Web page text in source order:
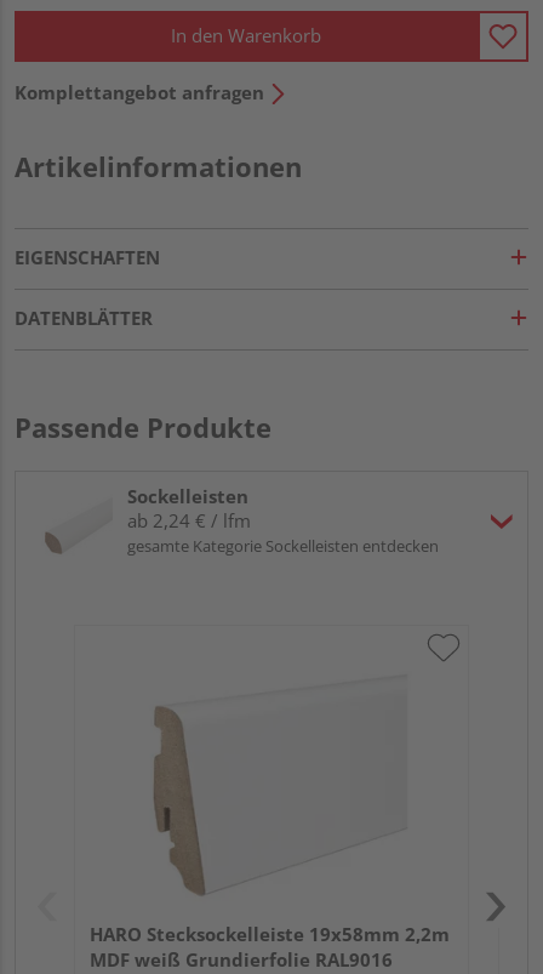
In den Warenkorb
Komplettangebot anfragen
Artikelinformationen
EIGENSCHAFTEN
DATENBLÄTTER
Passende Produkte
Sockelleisten
ab 2,24 € / lfm
gesamte Kategorie Sockelleisten entdecken
HARO Stecksockelleiste 19x58mm 2,2m
MDF weiß Grundierfolie RAL9016